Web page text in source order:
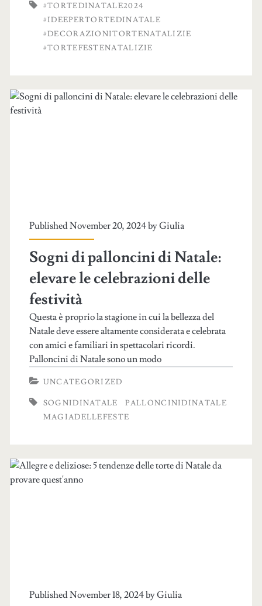
#TORTEDINATALE2024
#IDEEPERTORTEDINATALE
#DECORAZIONITORTENATALIZIE
#TORTEFESTENATALIZIE
Published November 20, 2024 byGiulia
Sogni di palloncini di Natale:
elevare le celebrazioni delle
festività
Questa è proprio la stagione in cui la bellezza del
Natale deve essere altamente considerata e celebrata
con amici e familiari in spettacolari ricordi.
Palloncini di Natale sono un modo
UNCATEGORIZED
SOGNIDINATALE
PALLONCINIDINATALE
MAGIADELLEFESTE
Published November 18, 2024 byGiulia